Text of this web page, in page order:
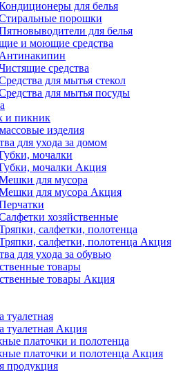
для белья
порошки
для белья
и моющие средства
Антинакипин
средства
для мытья стекол
для мытья посуды
и пикник
изделия
для ухода за домом
мочалки
мочалки Акция
для мусора
для мусора Акция
хозяйственные
салфетки, полотенца
салфетки, полотенца Акция
для ухода за обувью
товары
товары Акция
туалетная
туалетная Акция
платочки и полотенца
платочки и полотенца Акция
продукция